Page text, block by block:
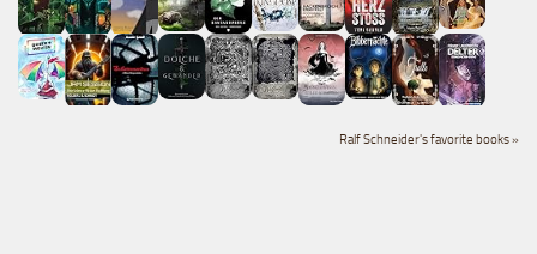
Ralf Schneider's favorite books »